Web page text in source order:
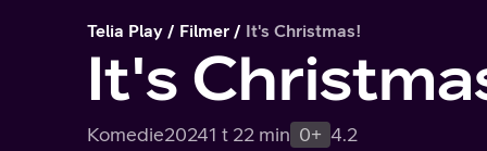
Telia Play Filmer It's Christmas!
It's
Komedie20241 t 22 min 0+ 4.2